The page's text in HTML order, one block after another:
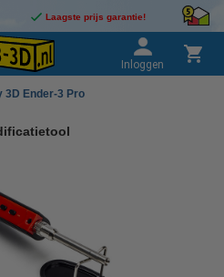
Laagste prijs garantie!
Inloggen
3D Ender-3 Pro